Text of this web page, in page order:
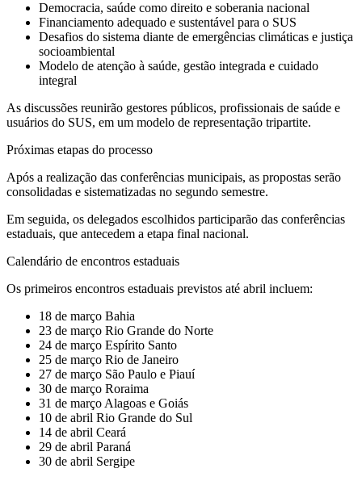
Democracia, saúde como direito e soberania nacional
Financiamento adequado e sustentável para o SUS
Desafios do sistema diante de emergências climáticas e justiça
socioambiental
Modelo de atenção à saúde, gestão integrada e cuidado
integral
As discussões reunirão gestores públicos, profissionais de saúde e
usuários do SUS, em um modelo de representação tripartite.
Próximas etapas do processo
Após a realização das conferências municipais, as propostas serão
consolidadas e sistematizadas no segundo semestre.
Em seguida, os delegados escolhidos participarão das conferências
estaduais, que antecedem a etapa final nacional.
Calendário de encontros estaduais
Os primeiros encontros estaduais previstos até abril incluem:
18 de março Bahia
23 de março Rio Grande do Norte
24 de março Espírito Santo
25 de março Rio de Janeiro
27 de março São Paulo e Piauí
30 de março Roraima
31 de março Alagoas e Goiás
10 de abril Rio Grande do Sul
14 de abril Ceará
29 de abril Paraná
30 de abril Sergipe